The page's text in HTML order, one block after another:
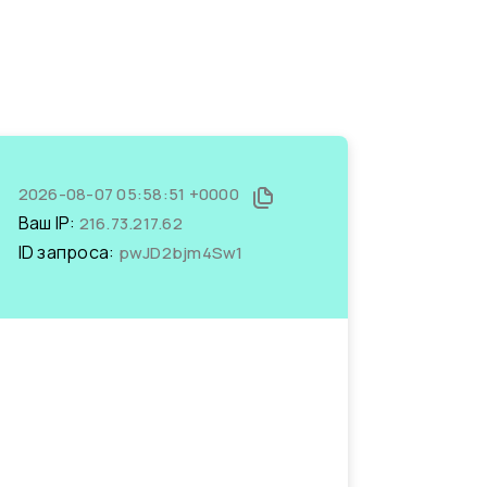
2026-08-07 05:58:51 +0000
Ваш IP: 216.73.217.62
ID запроса: pwJD2bjm4Sw1